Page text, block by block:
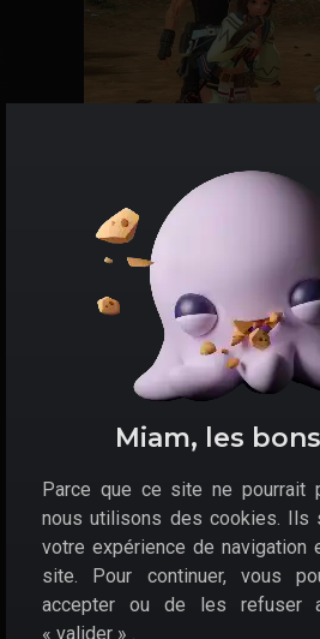
Au gré de votre progression,
choc pour défaire les dangers
Divine Force.
Ce binôme, lié par le destin,
moult obstacles pour
choix aura ses
privilégier la diplomatie, au
Oppositions qui se tiendront
tour par tour dans cejeu pas
promo sur Playstation 5plaira
les aficionados du genre.
Miam, les
Parce que ce site ne pourrait
nous utilisons des cookies. Ils
votre expérience de navigation
site. Pour continuer, vous
accepter ou de les refuser
« valider » .